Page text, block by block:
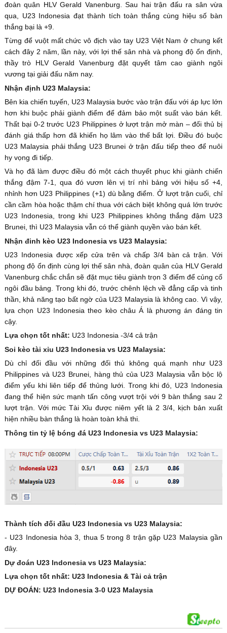
đoàn quân HLV Gerald Vanenburg. Sau hai trận đấu ra sân vừa
qua, U23 Indonesia đạt thành tích toàn thắng cùng hiệu số bàn
thắng bại là +9.
Từng để vuột mất chức vô địch vào tay U23 Việt Nam ở chung kết
cách đây 2 năm, lần này, với lợi thế sân nhà và phong độ ổn định,
thầy trò HLV Gerald Vanenburg đặt quyết tâm cao giành ngôi
vương tại giải đấu năm nay.
Nhận định U23 Malaysia:
Bên kia chiến tuyến, U23 Malaysia bước vào trận đấu với áp lực lớn
hơn khi buộc phải giành điểm để đảm bảo một suất vào bán kết.
Thất bại 0-2 trước U23 Philippines ở lượt trận mở màn – đối thủ bị
đánh giá thấp hơn đã khiến họ lâm vào thế bất lợi. Điều đó buộc
U23 Malaysia phải thắng U23 Brunei ở trận đấu tiếp theo để nuôi
hy vọng đi tiếp.
Và họ đã làm được điều đó một cách thuyết phục khi giành chiến
thắng đậm 7-1, qua đó vươn lên vị trí nhì bảng với hiệu số +4,
nhỉnh hơn U23 Philippines (+1) dù bằng điểm. Ở lượt trận cuối, chỉ
cần cầm hòa hoặc thậm chí thua với cách biệt không quá lớn trước
U23 Indonesia, trong khi U23 Philippines không thắng đậm U23
Brunei, thì U23 Malaysia vẫn có thể giành quyền vào bán kết.
Nhận đinh kèo U23 Indonesia vs U23 Malaysia:
U23 Indonesia được xếp cửa trên và chấp 3/4 bàn cả trận. Với
phong độ ổn định cùng lợi thế sân nhà, đoàn quân của HLV Gerald
Vanenburg chắc chắn sẽ đặt mục tiêu giành trọn 3 điểm để củng cố
ngôi đầu bảng. Trong khi đó, trước chênh lệch về đẳng cấp và tinh
thần, khả năng tạo bất ngờ của U23 Malaysia là không cao. Vì vậy,
lựa chọn U23 Indonesia theo kèo châu Á là phương án đáng tin
cậy.
Lựa chọn tốt nhất: U23 Indonesia -3/4 cả trận
Soi kèo tài xỉu U23 Indonesia vs U23 Malaysia:
Dù chỉ đối đầu với những đối thủ không quá mạnh như U23
Philippines và U23 Brunei, hàng thủ của U23 Malaysia vẫn bộc lộ
điểm yếu khi liên tiếp để thủng lưới. Trong khi đó, U23 Indonesia
đang thể hiện sức mạnh tấn công vượt trội với 9 bàn thắng sau 2
lượt trận. Với mức Tài Xỉu được niêm yết là 2 3/4, kịch bản xuất
hiện nhiều bàn thắng là hoàn toàn khả thi.
Thông tin tỷ lệ bóng đá U23 Indonesia vs U23 Malaysia:
Thành tích đối đầu U23 Indonesia vs U23 Malaysia:
- U23 Indonesia hòa 3, thua 5 trong 8 trận gặp U23 Malaysia gần
đây.
Dự đoán U23 Indonesia vs U23 Malaysia:
Lựa chọn tốt nhất: U23 Indonesia & Tài cả trận
DỰ ĐOÁN: U23 Indonesia 3-0 U23 Malaysia